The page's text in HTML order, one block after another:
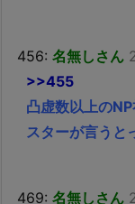
456: 名無しさん
>>455
凸虚数以上の
スターが言うと
469: 名無しさん